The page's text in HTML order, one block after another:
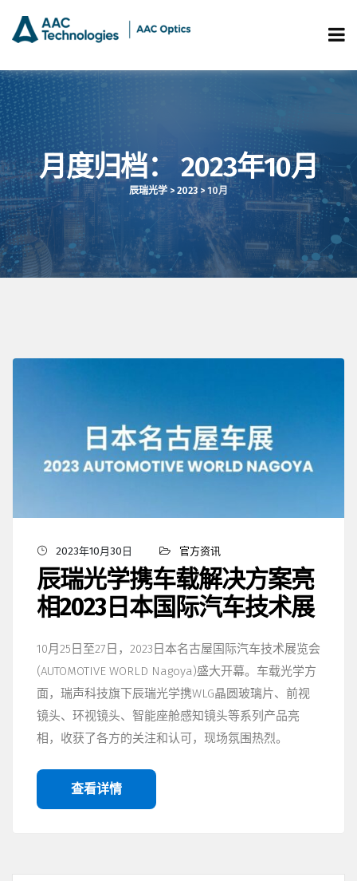
月度归档：2023年10月
辰瑞光学 > 2023> 10月
2023年10月30日 官方资讯
辰瑞光学携车载解决方案亮
相2023日本国际汽车技术展
10月25日至27日，2023日本名古屋国际汽车技术展览会
(AUTOMOTIVE WORLD Nagoya)盛大开幕。车载光学方
面，瑞声科技旗下辰瑞光学携WLG晶圆玻璃片、前视
镜头、环视镜头、智能座舱感知镜头等系列产品亮
相，收获了各方的关注和认可，现场氛围热烈。
查看详情